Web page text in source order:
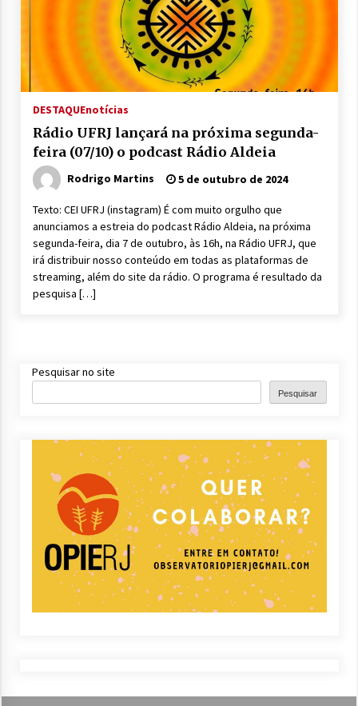
DESTAQUEnotícias
Rádio UFRJ lançará na próxima segunda-
feira (07/10) o podcast Rádio Aldeia
Rodrigo Martins 5 de outubro de 2024
Texto: CEI UFRJ (instagram) É com muito orgulho que
anunciamos a estreia do podcast Rádio Aldeia, na próxima
segunda-feira, dia 7 de outubro, às 16h, na Rádio UFRJ, que
irá distribuir nosso conteúdo em todas as plataformas de
streaming, além do site da rádio. O programa é resultado da
pesquisa […]
Pesquisar no site
Pesquisar